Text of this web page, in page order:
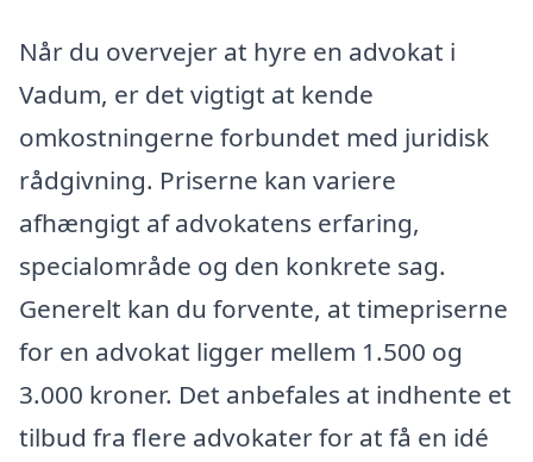
Når du overvejer at hyre en advokat i
Vadum, er det vigtigt at kende
omkostningerne forbundet med juridisk
rådgivning. Priserne kan variere
afhængigt af advokatens erfaring,
specialområde og den konkrete sag.
Generelt kan du forvente, at timepriserne
for en advokat ligger mellem 1.500 og
3.000 kroner. Det anbefales at indhente et
tilbud fra flere advokater for at få en idé